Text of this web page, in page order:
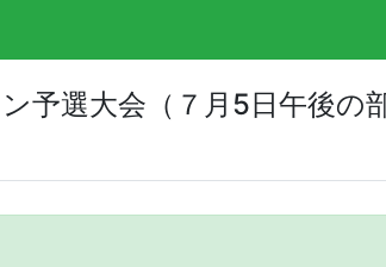
選大会（７月5日午後の部